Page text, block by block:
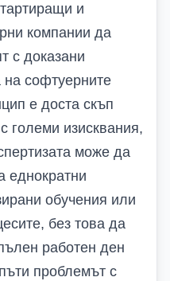
и
компании да
с доказани
на софтуерните
е доста скъп
големи изисквания,
може да
еднократни
обучения или
без това да
работен ден
проблемът с